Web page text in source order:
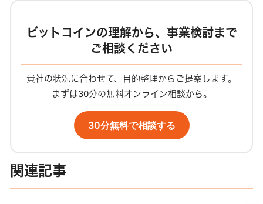
ビットコインの理解から、事業検討まで
ご相談ください
貴社の状況に合わせて、目的整理からご提案します。
まずは30分の無料オンライン相談から。
30分無料で相談する
関連記事